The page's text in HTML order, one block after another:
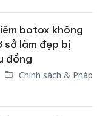
botox không
sở làm đẹp bị
đồng
Chính sách & Pháp